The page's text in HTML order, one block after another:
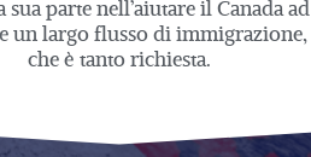
sua parte nell’aiutare il Canada ad
un largo flusso di immigrazione,
che è tanto richiesta.